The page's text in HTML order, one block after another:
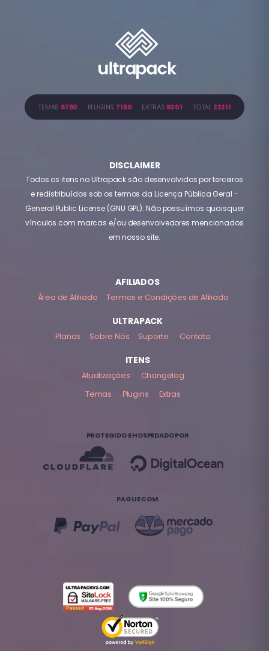
TEMAS 6750 PLUGINS 7160 EXTRAS 9301 TOTAL 23211
DISCLAIMER
Todos os itens no Ultrapack são desenvolvidos por terceiros
e redistribuídos sob os termos da Licença Pública Geral -
General Public License (GNU GPL). Não possuímos quaisquer
vínculos com marcas e/ou desenvolvedores mencionados
em nosso site.
AFILIADOS
Área de Afiliado Termos e Condições de Afiliado
ULTRAPACK
Planos Sobre Nós Suporte Contato
ITENS
Atualizações
Changelog
Temas
Plugins Extras
PROTEGIDO E HOSPEDADO POR
PAGUE COM